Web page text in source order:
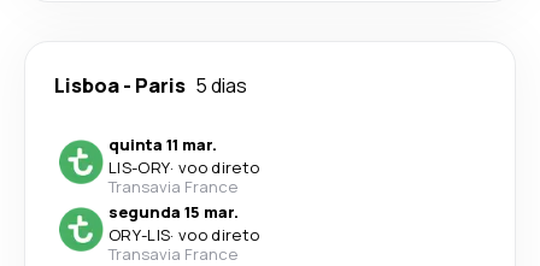
Lisboa- Paris 5 dias
quinta 11 mar.
LIS-ORY· voo direto
Transavia France
segunda 15 mar.
ORY-LIS· voo direto
Transavia France